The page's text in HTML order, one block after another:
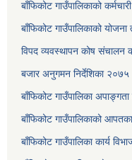
बाँफिकोट गाउँपालिकाको
बाँफिकोट गाउँपालिकाको
विपद व्यवस्थापन कोष संचालन
बजार अनुगमन निर्देशिका २०७५
बाँफिकोट गाउँपालिका अपाङ्गता
बाँफिकोट गाउँपालिकाको
बाँफिकोट गाउँपालिका कार्य